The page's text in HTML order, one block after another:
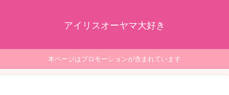
アイリスオーヤマ大好き
本ページはプロモーションが含まれています